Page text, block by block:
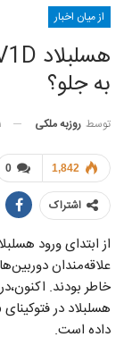
از میان اخبار
به جلو؟
توسط روزبه ملکی
0 1,842
اشتراک
از ابتدای ورود
علاقه‌مندان
خاطر بودند.
داده است.